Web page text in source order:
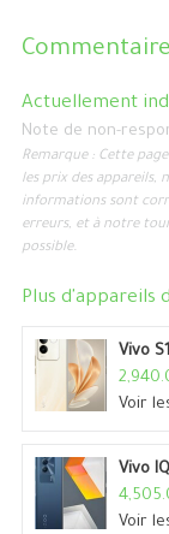
Actuellement
Note de non-
Remarque : Cette
les prix des appareils,
informations sont
erreurs, et à notre
possible.
Plus d'appareils
Vivo
Voir
Vivo
Voir